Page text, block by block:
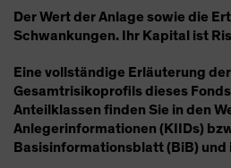
Der Wert der Anlage sowie die
Schwankungen. Ihr Kapital ist
Eine vollständige Erläuterung
Gesamtrisikoprofils dieses
Anteilklassen finden Sie in den
Anlegerinformationen (KIIDs)
Basisinformationsblatt (BiB) und